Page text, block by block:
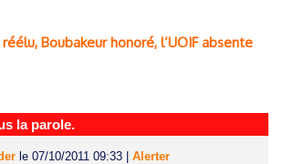
réélu, Boubakeur honoré, l’UOIF absente
la parole.
le 07/10/2011 09:33
Alerter